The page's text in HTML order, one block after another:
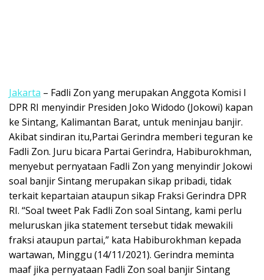
Jakarta – Fadli Zon yang merupakan Anggota Komisi I
DPR RI menyindir Presiden Joko Widodo (Jokowi) kapan
ke Sintang, Kalimantan Barat, untuk meninjau banjir.
Akibat sindiran itu,Partai Gerindra memberi teguran ke
Fadli Zon. Juru bicara Partai Gerindra, Habiburokhman,
menyebut pernyataan Fadli Zon yang menyindir Jokowi
soal banjir Sintang merupakan sikap pribadi, tidak
terkait kepartaian ataupun sikap Fraksi Gerindra DPR
RI. “Soal tweet Pak Fadli Zon soal Sintang, kami perlu
meluruskan jika statement tersebut tidak mewakili
fraksi ataupun partai,” kata Habiburokhman kepada
wartawan, Minggu (14/11/2021). Gerindra meminta
maaf jika pernyataan Fadli Zon soal banjir Sintang